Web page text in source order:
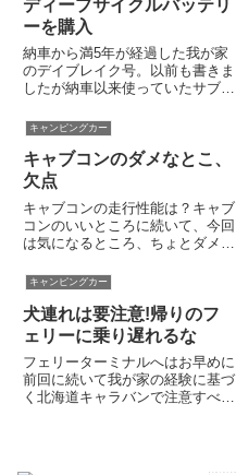
ディープサイクルバッテリ
ーを購入
納車から満5年が経過した我が家
のデイブレイク号。以前も書きま
したが納車以来使っていたサブバ
した。冬からの課題だったのです
が、やっと重い腰を上げて新しい
バッテリーを購入。先日家に届き
ました。バッテリー選び今回選
ん...
キャンピングカー
キャブコンのダメなとこ、
欠点
キャブコンの走行性能は？キャブ
コンのいいところに続いて、今回
は気になるところ、ちょとダメだ
偏見でご紹介します。前のページ
点だと思うのは、走り・乗りごこ
ちがイマイチ、少し大きくて使
い...
キャンピングカー
犬連れは要注意!帰りのフ
ェリーに乗り遅れるな
フェリーターミナルへはお早めに
前回に続いて我が家の経験に基づ
く北海道キャラバンで注意すべき